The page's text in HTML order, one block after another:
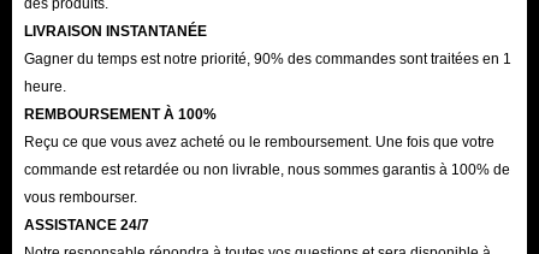
des produits.
LIVRAISON INSTANTANÉE
Gagner du temps est notre priorité, 90% des commandes sont traitées en 1
heure.
REMBOURSEMENT À 100%
Reçu ce que vous avez acheté ou le remboursement. Une fois que votre
commande est retardée ou non livrable, nous sommes garantis à 100% de
vous rembourser.
ASSISTANCE 24/7